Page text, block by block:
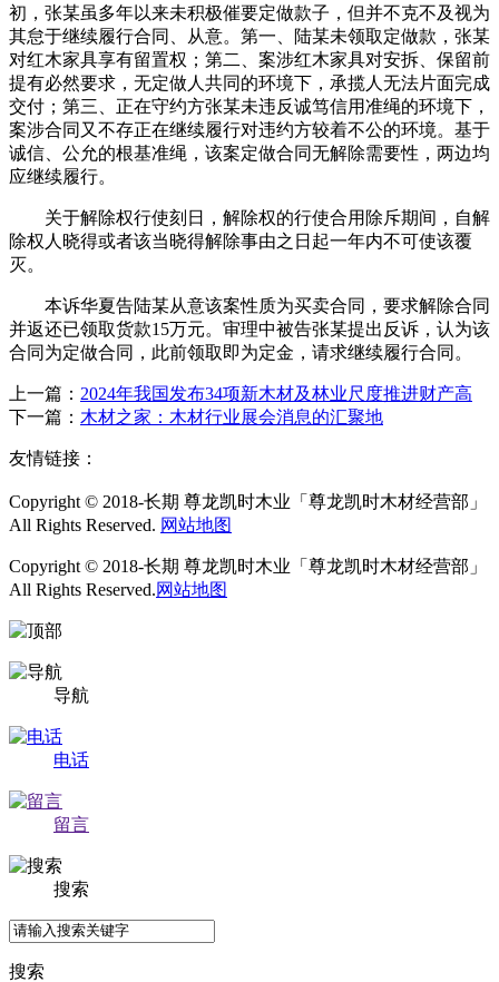
初，张某虽多年以来未积极催要定做款子，但并不克不及视为
其怠于继续履行合同、从意。第一、陆某未领取定做款，张某
对红木家具享有留置权；第二、案涉红木家具对安拆、保留前
提有必然要求，无定做人共同的环境下，承揽人无法片面完成
交付；第三、正在守约方张某未违反诚笃信用准绳的环境下，
案涉合同又不存正在继续履行对违约方较着不公的环境。基于
诚信、公允的根基准绳，该案定做合同无解除需要性，两边均
应继续履行。
关于解除权行使刻日，解除权的行使合用除斥期间，自解
除权人晓得或者该当晓得解除事由之日起一年内不可使该覆
灭。
本诉华夏告陆某从意该案性质为买卖合同，要求解除合同
并返还已领取货款15万元。审理中被告张某提出反诉，认为该
合同为定做合同，此前领取即为定金，请求继续履行合同。
上一篇： 2024年我国发布34项新木材及林业尺度推进财产高
下一篇： 木材之家：木材行业展会消息的汇聚地
友情链接：
Copyright © 2018-长期 尊龙凯时木业「尊龙凯时木材经营部」
All Rights Reserved. 网站地图
Copyright © 2018-长期 尊龙凯时木业「尊龙凯时木材经营部」
All Rights Reserved.网站地图
导航
电话
留言
搜索
搜索